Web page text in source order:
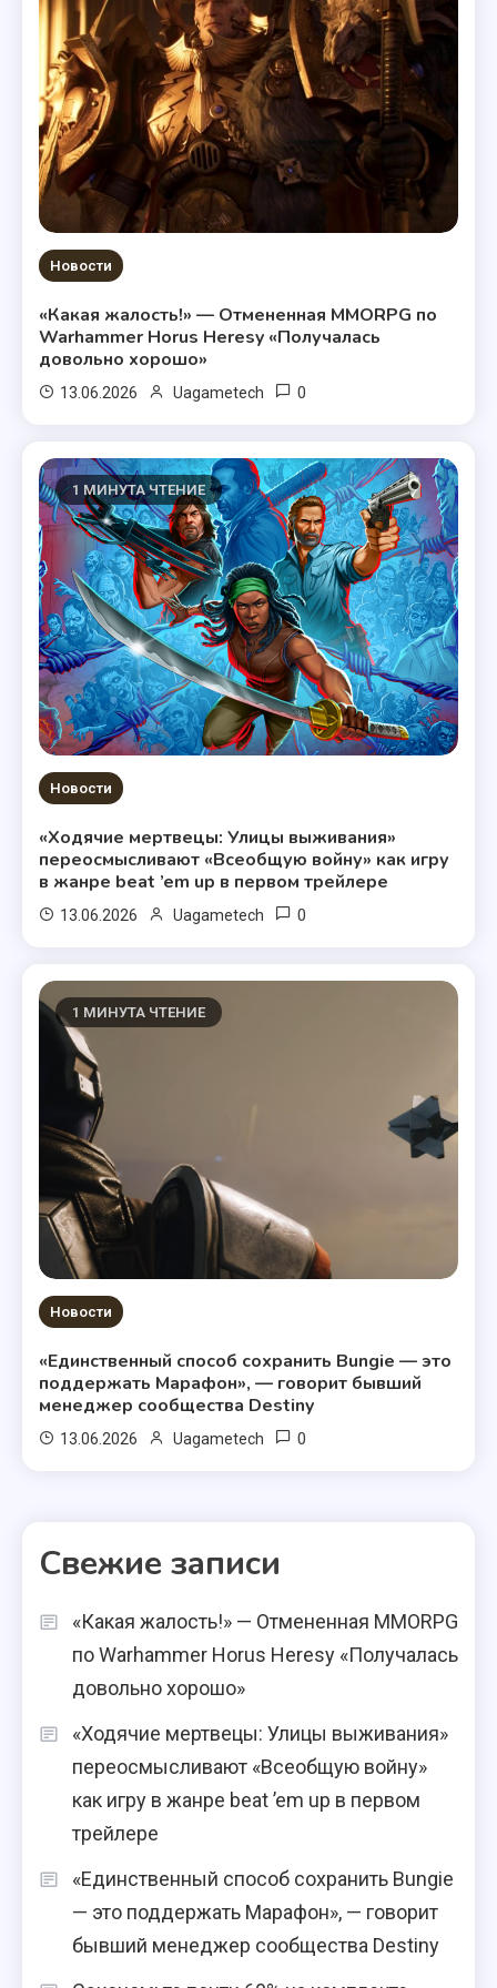
Новости
«Какая жалость!» — Отмененная MMORPG по
Warhammer Horus Heresy «Получалась
довольно хорошо»
13.06.2026 Uagametech 0
1 МИНУТА ЧТЕНИЕ
Новости
«Ходячие мертвецы: Улицы выживания»
переосмысливают «Всеобщую войну» как игру
в жанре beat ’em up в первом трейлере
13.06.2026 Uagametech 0
1 МИНУТА ЧТЕНИЕ
Новости
«Единственный способ сохранить Bungie — это
поддержать Марафон», — говорит бывший
менеджер сообщества Destiny
13.06.2026 Uagametech 0
Свежие записи
«Какая жалость!» — Отмененная MMORPG
по Warhammer Horus Heresy «Получалась
довольно хорошо»
«Ходячие мертвецы: Улицы выживания»
переосмысливают «Всеобщую войну»
как игру в жанре beat ’em up в первом
трейлере
«Единственный способ сохранить Bungie
— это поддержать Марафон», — говорит
бывший менеджер сообщества Destiny